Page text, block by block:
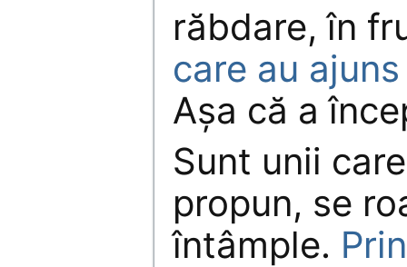
răbdare, în
care au
Așa că a
Sunt unii
propun, se
întâmple.